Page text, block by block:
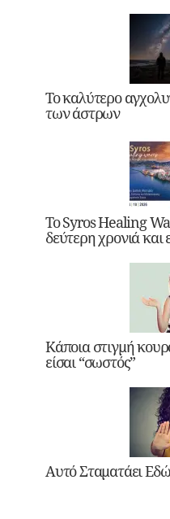
Το καλύτερο
των άστρων
Το Syros Healing
δεύτερη χρονιά και
Κάποια στιγμή
είσαι “σωστός”
Αυτό Σταματάει Εδώ